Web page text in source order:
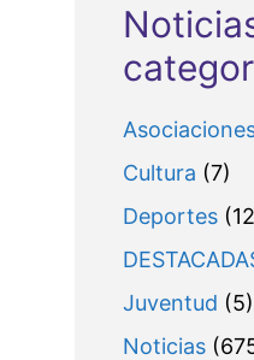
Cultura (7)
Deportes
Juventud (5)
Noticias